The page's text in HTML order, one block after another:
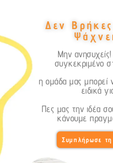
Δεν
Μην ανησυχείς!
συγκεκριμένο
η ομάδα μας μπορεί
ειδικά
Πες μας την ιδέα
κάνουμε
Συμπλήρωσε